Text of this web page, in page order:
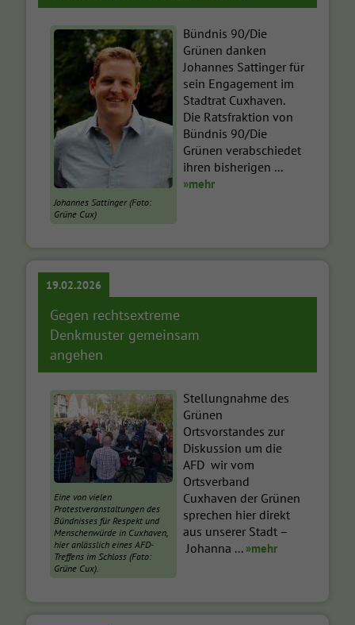
Johannes Sattinger (Foto:
Grüne Cux)
Bündnis 90/Die
Grünen danken
Johannes Sattinger für
sein Engagement im
Stadtrat Cuxhaven.
Die Ratsfraktion von
Bündnis 90/Die
Grünen verabschiedet
ihren bisherigen ...
»mehr
19.02.2026
Gegen rechtsextreme
Denkmuster gemeinsam
angehen
Eine von vielen
Protestveranstaltungen des
Bündnisses für Respekt und
Menschenwürde in Cuxhaven,
hier anlässlich eines AFD-
Treffens im Schloss (Foto:
Grüne Cux).
Stellungnahme des
Grünen
Ortsvorstandes zur
Diskussion um die
AFD wir vom
Ortsverband
Cuxhaven der Grünen
sprechen hier direkt
aus unserer Stadt –
Johanna ... »mehr